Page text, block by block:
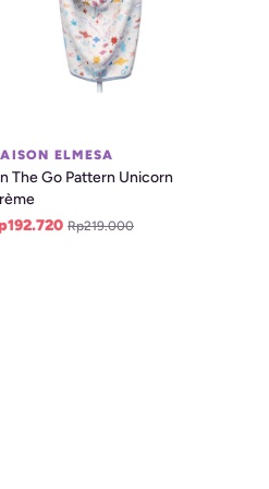
ELMESA
The Go Pattern Unicorn
Rp219.000